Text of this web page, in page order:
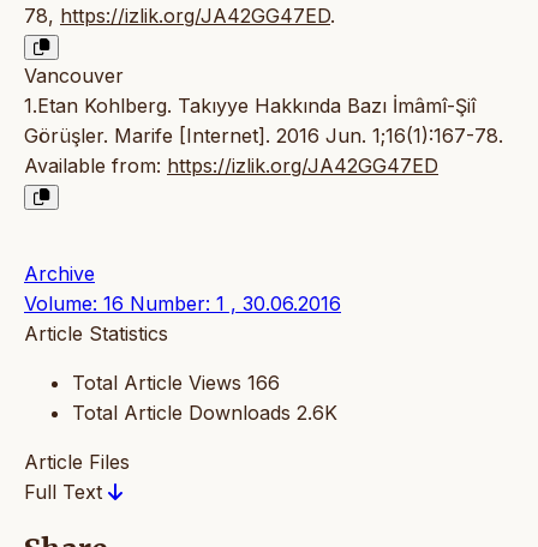
78, https://izlik.org/JA42GG47ED.
Vancouver
1.Etan Kohlberg. Takıyye Hakkında Bazı İmâmî-Şiî
Görüşler. Marife [Internet]. 2016 Jun. 1;16(1):167-78.
Available from: https://izlik.org/JA42GG47ED
Archive
Volume: 16 Number: 1 , 30.06.2016
Article Statistics
Total Article Views 166
Total Article Downloads 2.6K
Article Files
Full Text